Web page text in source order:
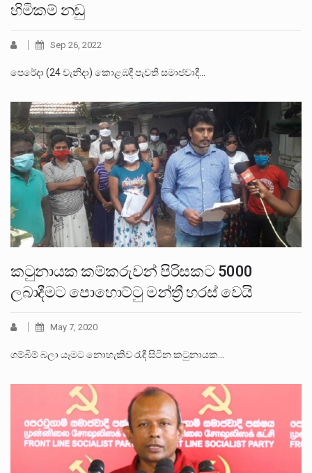
හිමිකම් නඩු
Sep 26, 2022
පෙරේදා (24 වැනිදා) කොළඹදී පැවති සමාජවාදී…
කටුනායක කම්කරුවන් පිරිසකට 5000
ලබාදීමට පොහොට්ටු මන්ත්‍රී හරස් වෙයි
May 7, 2020
ගම්බිම් බලා යෑමට නොහැකිව රැඳී සිටින කටුනායක…